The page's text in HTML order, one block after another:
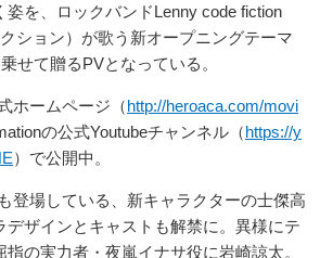
姿を、ロックバンドLenny code fiction
ション）が歌う新オープニングテーマ
せて贈るPVとなっている。
ホームページ（http://heroaca.com/movi
の公式Youtubeチャンネル（https://y
​）で公開中。
登場している、新キャラクターの士傑高
デザインとキャストも解禁に。異様にテ
の実力者・夜嵐イナサ役に岩崎諒太。